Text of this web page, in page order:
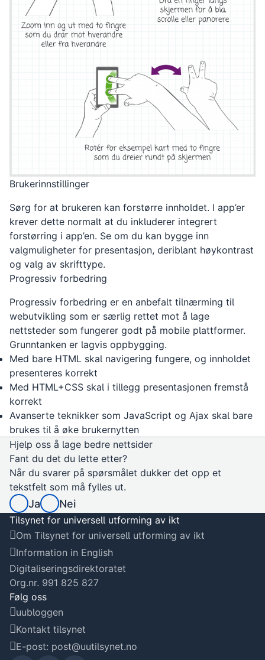
Brukerinnstillinger
Sørg for at brukeren kan forstørre innholdet. I app’er
krever dette normalt at du inkluderer integrert
forstørring i app’en. Se om du kan bygge inn
valgmuligheter for presentasjon, deriblant høykontrast
og valg av skrifttype.
Progressiv forbedring
Progressiv forbedring er en anbefalt tilnærming til
webutvikling som er særlig rettet mot å lage
nettsteder som fungerer godt på mobile plattformer.
Grunntanken er lagvis oppbygging.
Med bare HTML skal navigering fungere, og innholdet
presenteres korrekt
Med HTML+CSS skal i tillegg presentasjonen fremstå
korrekt
Avanserte teknikker som JavaScript og Ajax skal bare
brukes til å øke brukernytten
Hjelp oss å lage bedre nettsider
Fant du det du lette etter?
Når du svarer på spørsmålet dukker det opp et
tekstfelt som må fylles ut.
Ja Nei
Tilsynet for universell utforming av ikt
Om Tilsynet for universell utforming av ikt
Information in English
Digitaliseringsdirektoratet
Org.nr. 991 825 827
Følg oss
uubloggen
Kontakt tilsynet
E-post: post@uutilsynet.no